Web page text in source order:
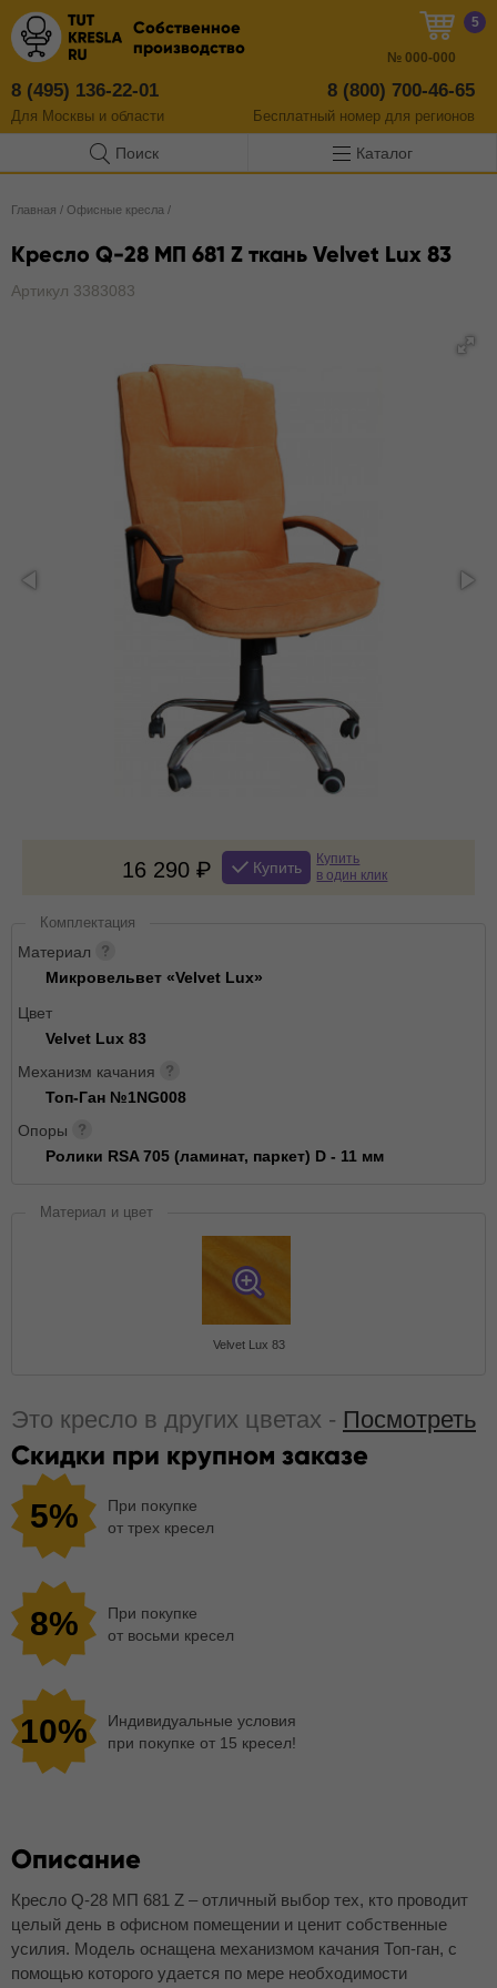
Собственное
производство
8 (495) 136-22-01
Для Москвы и области
8 (800) 700-46-65
Бесплатный номер для регионов
5
№ 000-000
Поиск Каталог
Главная / Офисные кресла /
Кресло Q-28 MП 681 Z ткань Velvet Lux 83
Артикул 3383083
16 290 Купить
Купить
в один клик
Комплектация
Материал
Микровельвет «Velvet Lux»
Цвет
Velvet Lux 83
Механизм качания
Топ-Ган №1NG008
Опоры
Ролики RSA 705 (ламинат, паркет) D - 11 мм
Материал и цвет
Velvet Lux 83
Это кресло в других цветах - Посмотреть
Скидки при крупном заказе
5%
При покупке
от трех кресел
8%
При покупке
от восьми кресел
10%
Индивидуальные условия
при покупке от 15 кресел!
Описание
Кресло Q-28 МП 681 Z – отличный выбор тех, кто проводит
целый день в офисном помещении и ценит собственные
усилия. Модель оснащена механизмом качания Топ-ган, с
помощью которого удается по мере необходимости